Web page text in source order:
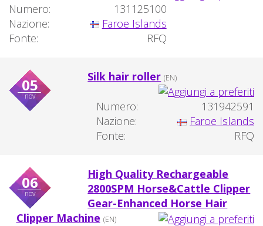
Numero:
131125100
Nazione:
Faroe Islands
Fonte:
RFQ
05
nov
Silk hair roller (EN)
Numero:
131942591
Nazione:
Faroe Islands
Fonte:
RFQ
06
nov
High Quality Rechargeable
2800SPM Horse&Cattle Clipper
Gear-Enhanced Horse Hair
Clipper Machine (EN)